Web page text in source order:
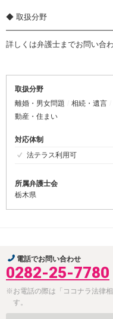
◆ 取扱分野
詳しくは弁護士までお問い合
取扱分野
離婚・男女問題
相続・遺言
動産・住まい
対応体制
法テラス利用可
所属弁護士会
栃木県
電話でお問い合わせ
0282-25-7780
※お電話の際は「ココナラ法律
す。